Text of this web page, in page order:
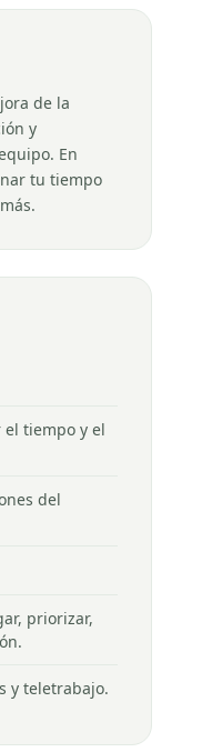
de la
y
En
tu tiempo
tiempo y el
del
priorizar,
y teletrabajo.